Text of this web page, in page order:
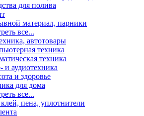
для полива
материал, парники
все...
автотовары
техника
техника
и аудиотехника
и здоровье
для дома
все...
пена, уплотнители